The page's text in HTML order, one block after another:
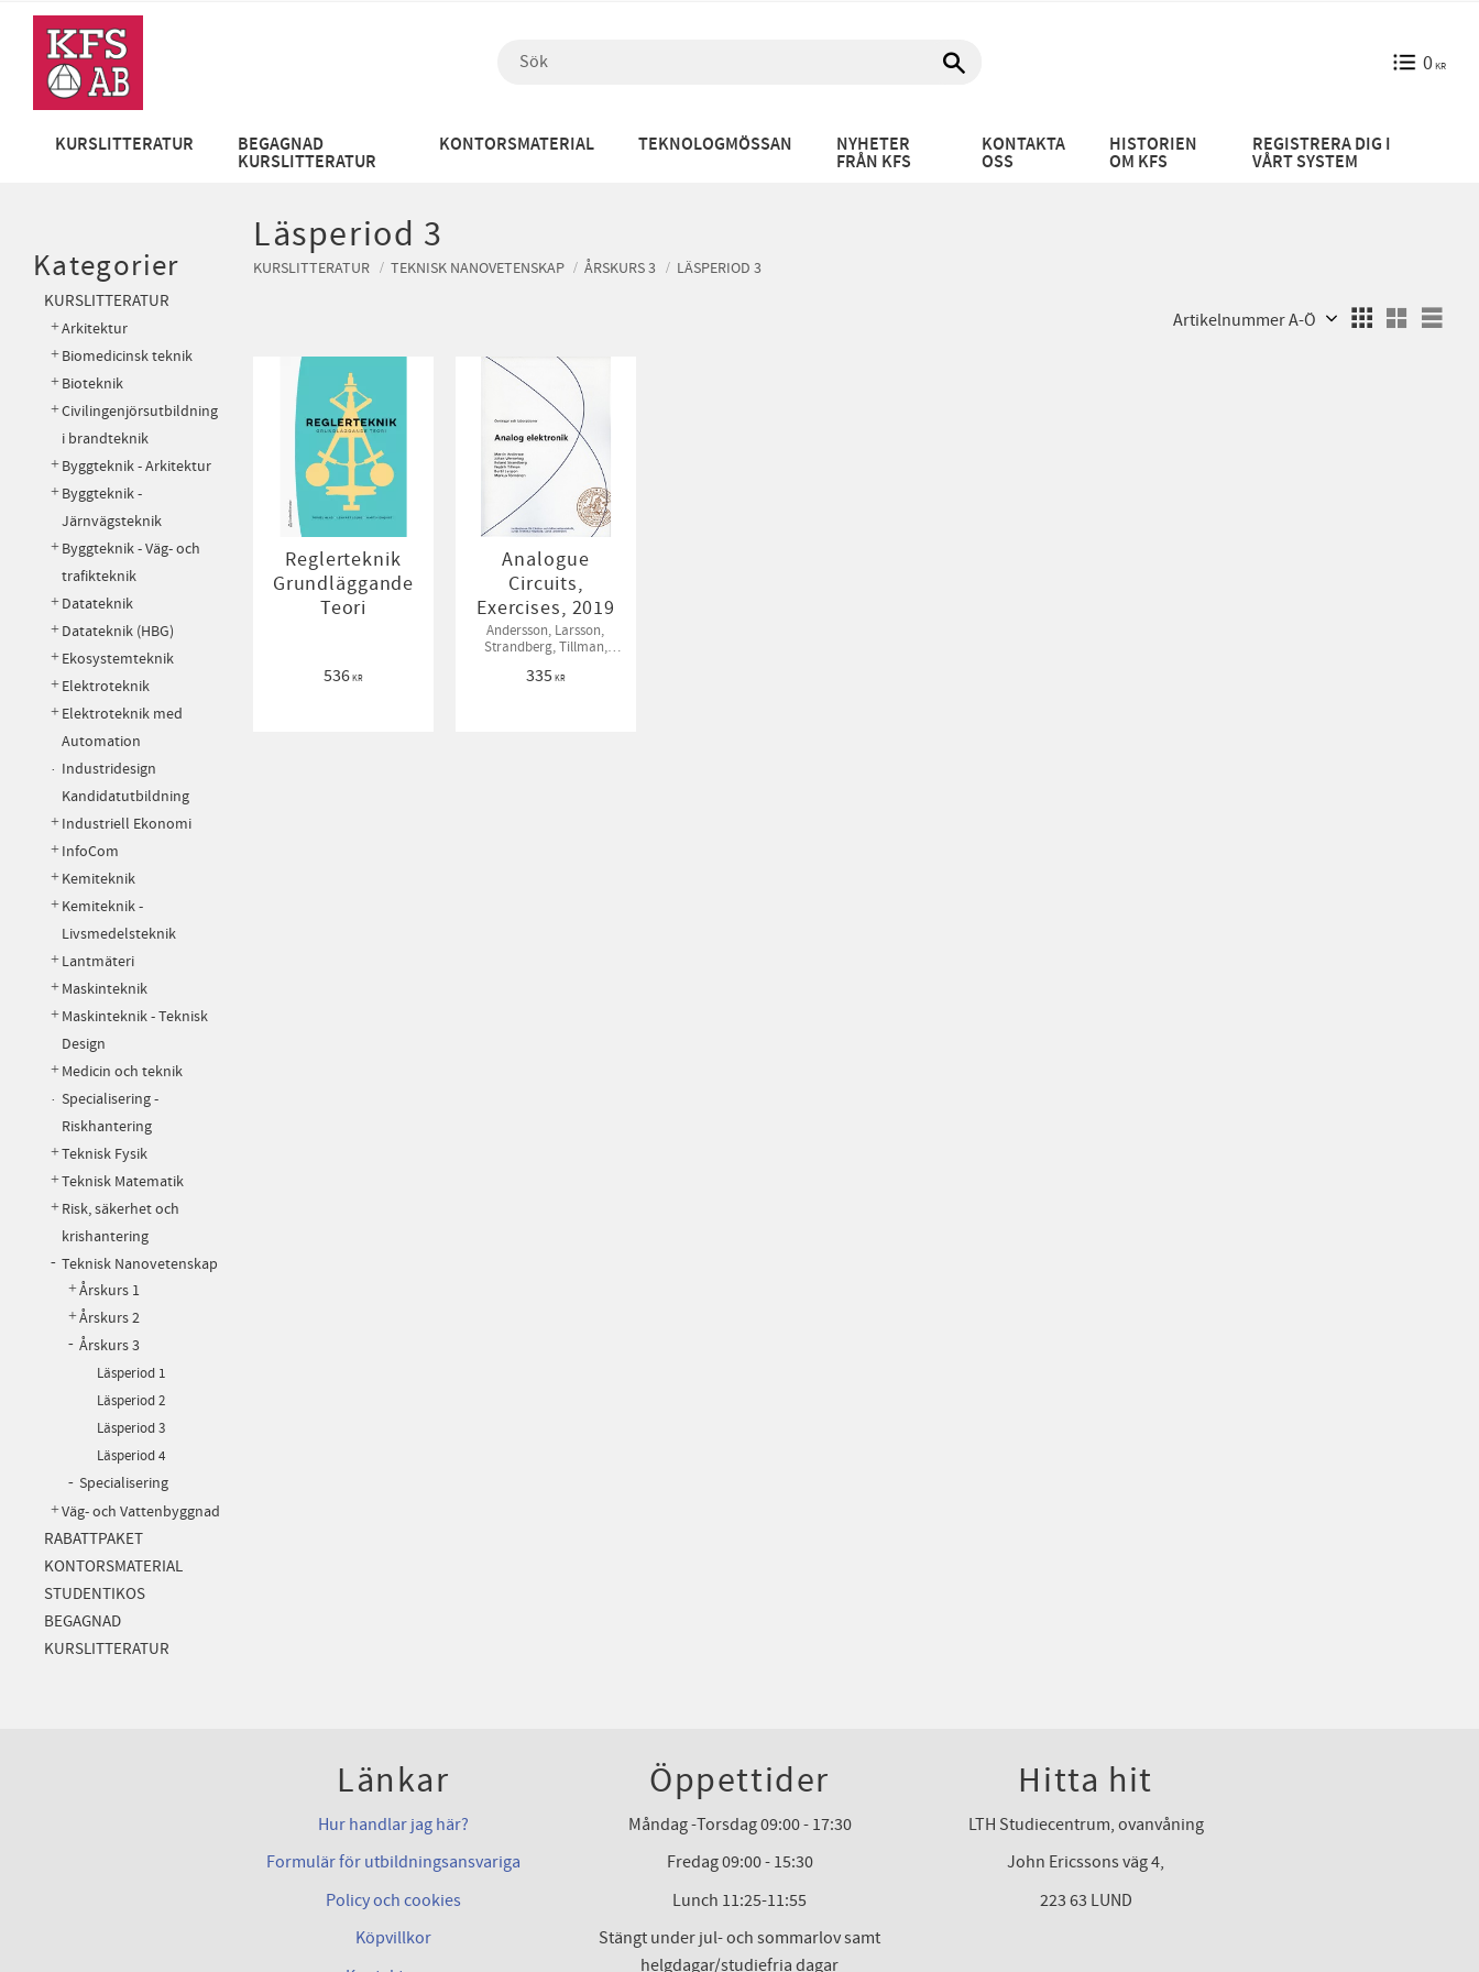
0KR
KURSLITTERATUR BEGAGNAD
KURSLITTERATUR
KONTORSMATERIAL TEKNOLOGMÖSSAN NYHETER
FRÅN KFS
KONTAKTA
OSS
HISTORIEN
OM KFS
REGISTRERA DIG I
VÅRT SYSTEM
Läsperiod 3
KURSLITTERATUR TEKNISK NANOVETENSKAP ÅRSKURS 3 LÄSPERIOD 3
Reglerteknik
Grundläggande
Teori
536KR
Analogue
Circuits,
Exercises, 2019
Andersson, Larsson,
Strandberg, Tillman,
335 KR
Kategorier
KURSLITTERATUR
Arkitektur
Biomedicinsk teknik
Bioteknik
Civilingenjörsutbildning
i brandteknik
Byggteknik - Arkitektur
Byggteknik -
Järnvägsteknik
Byggteknik - Väg- och
trafikteknik
Datateknik
Datateknik (HBG)
Ekosystemteknik
Elektroteknik
Elektroteknik med
Automation
Industridesign
Kandidatutbildning
Industriell Ekonomi
InfoCom
Kemiteknik
Kemiteknik -
Livsmedelsteknik
Lantmäteri
Maskinteknik
Maskinteknik - Teknisk
Design
Medicin och teknik
Specialisering -
Riskhantering
Teknisk Fysik
Teknisk Matematik
Risk, säkerhet och
krishantering
Teknisk Nanovetenskap
Årskurs 1
Årskurs 2
Årskurs 3
Läsperiod 1
Läsperiod 2
Läsperiod 3
Läsperiod 4
Specialisering
Väg- och Vattenbyggnad
RABATTPAKET
KONTORSMATERIAL
STUDENTIKOS
BEGAGNAD
KURSLITTERATUR
Länkar
Hur handlar jag här?
Formulär för utbildningsansvariga
Policy och cookies
Köpvillkor
Öppettider
Måndag -Torsdag 09:00 - 17:30
Fredag 09:00 - 15:30
Lunch 11:25-11:55
Stängt under jul- och sommarlov samt
helgdagar/studiefria dagar
Hitta hit
LTH Studiecentrum, ovanvåning
John Ericssons väg 4,
223 63 LUND